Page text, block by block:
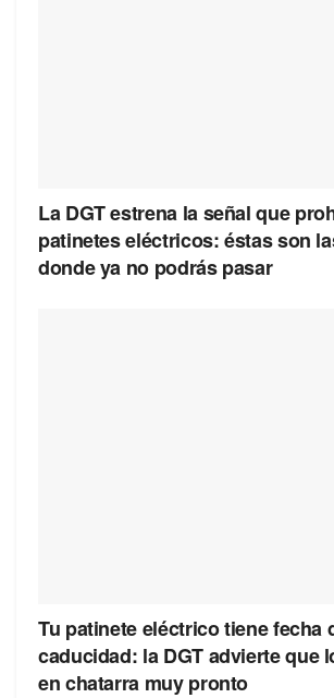
La DGT estrena la señal que
patinetes eléctricos: éstas son
donde ya no podrás pasar
Tu patinete eléctrico tiene fecha
caducidad: la DGT advierte que
en chatarra muy pronto